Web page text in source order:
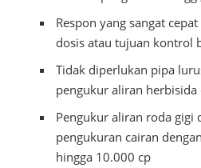
Respon yang sangat
dosis atau tujuan kontrol
Tidak diperlukan pipa
pengukur aliran herbisida
Pengukur aliran roda gigi
pengukuran cairan
hingga 10.000 cp